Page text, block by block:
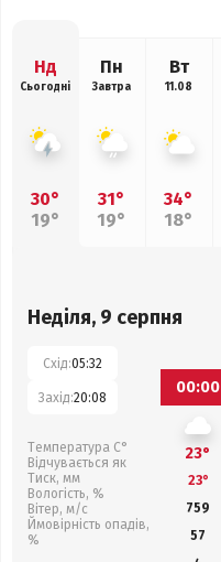
Нд
Сьогодні
30°
19°
Пн
Завтра
31°
19°
Вт
11.08
34°
18°
Неділя, 9 серпня
Схід:05:32
Захід:20:08
Температура С°
Відчувається як
Тиск, мм
Вологість, %
Вітер, м/с
Ймовірність опадів,
%
00:00
23°
23°
759
57